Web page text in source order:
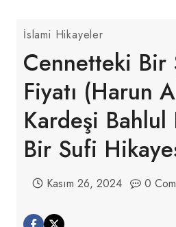
İslami Hikayeler
Cennetteki Bir
Fiyatı (Harun
Kardeşi Bahlul
Bir Sufi
Kasım 26, 2024 0